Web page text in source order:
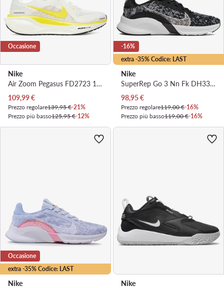
Occasione
Nike
Air Zoom Pegasus FD2723 111 · Scarpe running
Prezzo attuale
109,99€
Prezzo regolare139,95 €-21%
Prezzo più basso125,95 €-12%
extra -35% Codice: LAST
-16%
Nike
SuperRep Go 3 Nn Fk DH3393 010 · Scarpe da palestra
Prezzo attuale
98,95€
Prezzo regolare119,00 €-16%
Prezzo più basso119,00 €-16%
extra -35% Codice: LAST
Occasione
Nike
Nike